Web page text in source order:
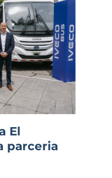
El
parceria